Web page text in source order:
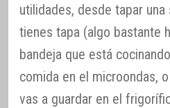
utilidades, desde tapar
tienes tapa (algo bastante
bandeja que está
comida en el microondas,
vas a guardar en el